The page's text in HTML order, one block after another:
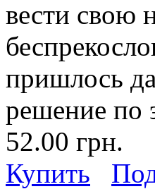
вести свою
пришлось
решение по
52.00 грн.
Купить